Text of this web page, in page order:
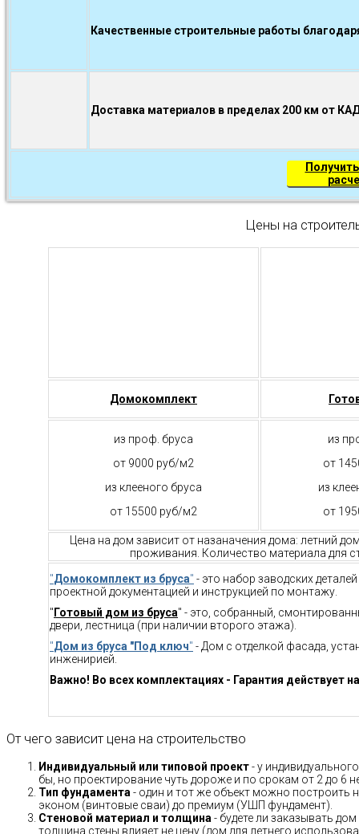
Качественные строительные работы
Доставка материалов в пределах 200 км от
Цены на
Домокомплект
из проф. бруса
от 9000 руб/м2
из клееного бруса
от 15500 руб/м2
из
от
из
от
Цена на дом зависит от назаначения дома: летний
проживания. Количество материала для
"Домокомплект из бруса" - это набор заводских
проектной документацией и инструкцией по монтажу.
" Готовый дом из бруса" - это, собранный,
двери, лестница (при наличии второго этажа).
"Дом из бруса "Под ключ" - Дом с отделкой фасада,
инженирией.
Важно! Во всех комплектациях - Гарантия действует
От чего зависит цена на строительство
Индивидуальный или типовой проект- у
бы, но проектирование чуть дороже и по срокам от 2 до 6
Тип фундамента - один и тот же объект можно построить
эконом (винтовые сваи) до премиум (УШП фундамент).
Стеновой материал и толщина - будете ли заказывать
толщина стены влияет не цену (дом для летнего